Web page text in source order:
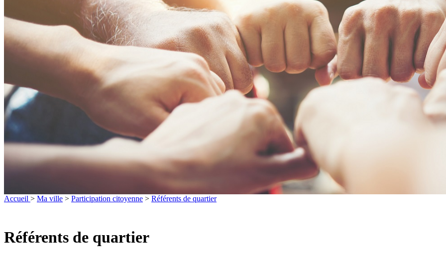
Accueil > Ma ville > Participation citoyenne > Référents de quartier
Référents de quartier